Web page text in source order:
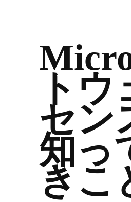
ト
セン
知っ
きこ